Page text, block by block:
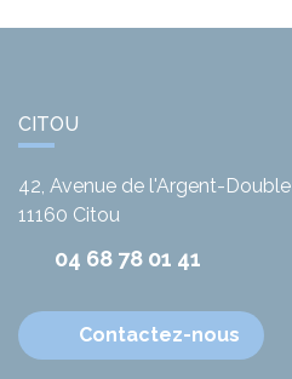
CITOU
42, Avenue de l'Argent-Double
11160 Citou
04 68 78 01 41
Contactez-nous